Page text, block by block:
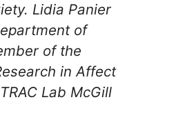
Lidia Panier
of
of the
in Affect
Lab McGill